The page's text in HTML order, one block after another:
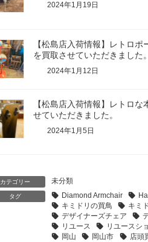
2024年1月19日
【松島店入荷情報】レトロポ
を買取させていただきました。
2024年1月12日
【松島店入荷情報】レトロな
せていただきました。
2024年1月5日
カテゴリー 未分類
タグ Diamond Armchair
キミドリの買鳥
キミ
デザイナーズチェア
リユース
リユースシ
岡山
岡山市 店頭